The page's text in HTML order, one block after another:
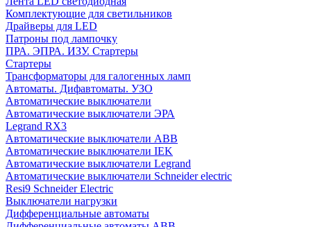
Комплектующие для светильников
Драйверы для LED
Патроны под лампочку
ПРА. ЭПРА. ИЗУ. Стартеры
Стартеры
Трансформаторы для галогенных ламп
Автоматы. Дифавтоматы. УЗО
Автоматические выключатели
Автоматические выключатели ЭРА
Legrand RX3
Автоматические выключатели ABB
Автоматические выключатели IEK
Автоматические выключатели Legrand
Автоматические выключатели Schneider electric
Resi9 Schneider Electric
Выключатели нагрузки
Дифференциальные автоматы